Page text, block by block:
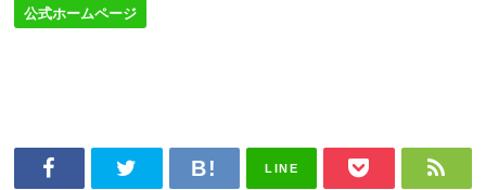
公式ホームページ
LINE